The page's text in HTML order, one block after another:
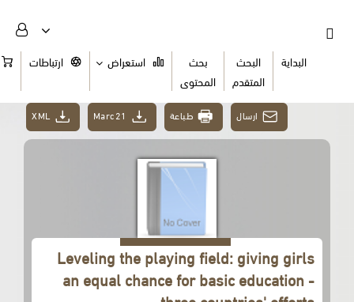
البحث
بحث
المحتوى
استعراض ارتباطات السلة
ارسال طباعة Marc21
Leveling the playing field: giving girls
an equal chance for basic education -